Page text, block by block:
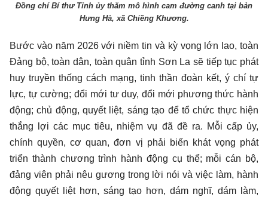
Đồng chí Bí thư Tỉnh ủy thăm mô hình cam đường canh tại bản
Hưng Hà, xã Chiềng Khương.
Bước vào năm 2026 với niềm tin và kỳ vọng lớn lao, toàn
Đảng bộ, toàn dân, toàn quân tỉnh Sơn La sẽ tiếp tục phát
huy truyền thống cách mạng, tinh thần đoàn kết, ý chí tự
lực, tự cường; đổi mới tư duy, đổi mới phương thức hành
động; chủ động, quyết liệt, sáng tạo để tổ chức thực hiện
thắng lợi các mục tiêu, nhiệm vụ đã đề ra. Mỗi cấp ủy,
chính quyền, cơ quan, đơn vị phải biến khát vọng phát
triển thành chương trình hành động cụ thể; mỗi cán bộ,
đảng viên phải nêu gương trong lời nói và việc làm, hành
động quyết liệt hơn, sáng tạo hơn, dám nghĩ, dám làm,